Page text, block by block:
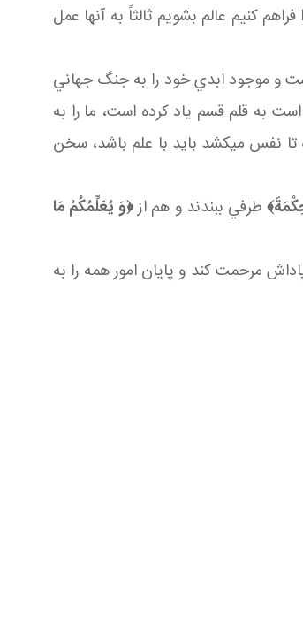
کنيم عالم بشويم ثالثاً به آنها عمل
است و موجود ابدي خود را به جنگ جهاني
به قلم قسم ياد کرده است، ما را به
تا نفس مي کشد بايد با علم باشد، سخن
﴾طرفي ببندند و هم از﴿وَ يُعَلِّمُكُمْ مَا
مرحمت کند و پايان امور همه را به